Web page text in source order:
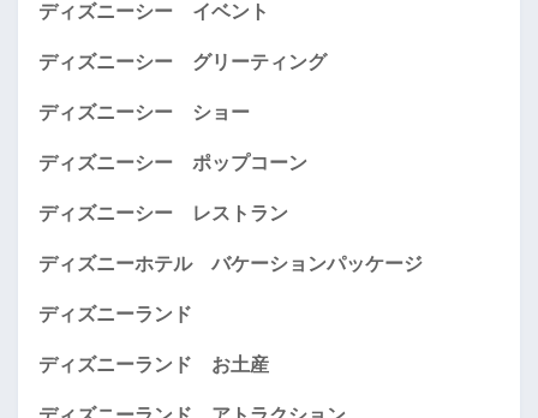
ディズニーシー イベント
ディズニーシー グリーティング
ディズニーシー ショー
ディズニーシー ポップコーン
ディズニーシー レストラン
ディズニーホテル バケーションパッケージ
ディズニーランド
ディズニーランド お土産